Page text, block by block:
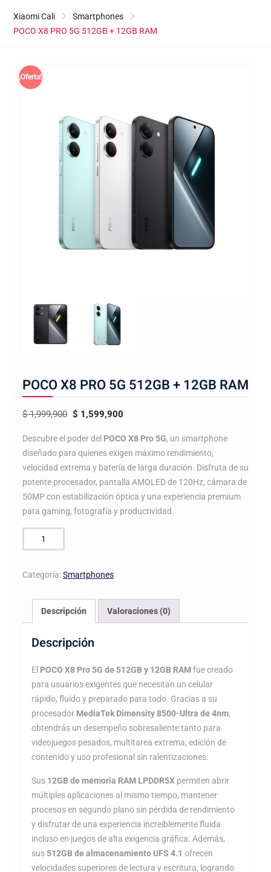
Xiaomi Cali
Smartphones
POCO X8 PRO 5G 512GB + 12GB RAM
¡Oferta!
POCO X8 PRO 5G 512GB + 12GB RAM
$1,999,900 El
original
era:
$ 1,999,900.
$ 1,599,900
actual
$ 1,599,900.
Descubre el poder del POCO X8 Pro 5G, un smartphone
diseñado para quienes exigen máximo rendimiento,
velocidad extrema y batería de larga duración. Disfruta de su
potente procesador, pantalla AMOLED de 120Hz, cámara de
50MP con estabilización óptica y una experiencia premium
para gaming, fotografía y productividad.
POCO
X8
5G
12GB
RAM
cantidad
Categoría:Smartphones
Descripción Valoraciones (0)
Descripción
El POCO X8 Pro 5G de 512GB y 12GB RAMfue creado
para usuarios exigentes que necesitan un celular
rápido, fluido y preparado para todo. Gracias a su
procesador MediaTek Dimensity 8500-Ultra de 4nm,
obtendrás un desempeño sobresaliente tanto para
videojuegos pesados, multitarea extrema, edición de
contenido y uso profesional sin ralentizaciones.
Sus 12GB de memoria RAM LPDDR5Xpermiten abrir
múltiples aplicaciones al mismo tiempo, mantener
procesos en segundo plano sin pérdida de rendimiento
y disfrutar de una experiencia increíblemente fluida
incluso en juegos de alta exigencia gráfica. Además,
sus 512GB de almacenamiento UFS 4.1 ofrecen
velocidades superiores de lectura y escritura, logrando